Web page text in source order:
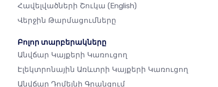
Հավելվածների Շուկա (English)
Վերջին Թարմացումները
Բոլոր տարբերակները
Անվճար Կայքերի Կառուցող
Էլեկտրոնային Առևտրի Կայքերի Կառուցող
Անվճար Դոմեյնի Գրանցում